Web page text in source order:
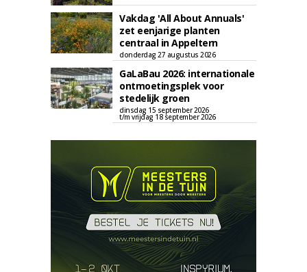
Vakdag 'All About Annuals'
zet eenjarige planten
centraal in Appeltern
donderdag 27 augustus 2026
GaLaBau 2026: internationale
ontmoetingsplek voor
stedelijk groen
dinsdag 15 september 2026
t/m vrijdag 18 september 2026